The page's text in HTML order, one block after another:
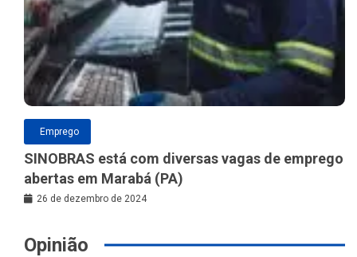
Emprego
SINOBRAS está com diversas vagas de emprego
abertas em Marabá (PA)
26 de dezembro de 2024
Opinião